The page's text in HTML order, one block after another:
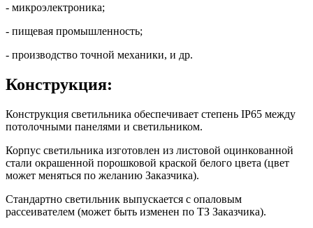
- микроэлектроника;
- пищевая промышленность;
- производство точной механики, и др.
Конструкция:
Конструкция светильника обеспечивает степень IP65 между
потолочными панелями и светильником.
Корпус светильника изготовлен из листовой оцинкованной
стали окрашенной порошковой краской белого цвета (цвет
может меняться по желанию Заказчика).
Стандартно светильник выпускается с опаловым
рассеивателем (может быть изменен по ТЗ Заказчика).